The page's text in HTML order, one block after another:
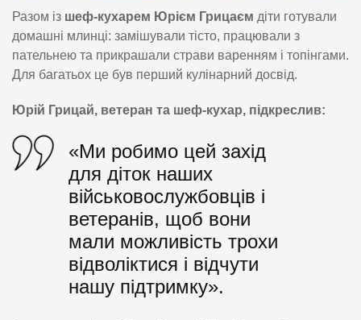
Разом із шеф-кухарем Юрієм Грицаєм діти готували
домашні млинці: замішували тісто, працювали з
пательнею та прикрашали страви варенням і топінгами.
Для багатьох це був перший кулінарний досвід.
Юрій Грицай, ветеран та шеф-кухар, підкреслив:
«Ми робимо цей захід
для діток наших
військовослужбовців і
ветеранів, щоб вони
мали можливість трохи
відволіктися і відчути
нашу підтримку».